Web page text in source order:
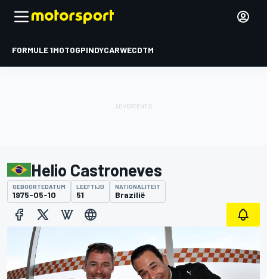
FORMULE 1MOTOGPINDYCARWECDTM
Helio Castroneves
GEBOORTEDATUM
1975-05-10
LEEFTIJD
51
NATIONALITEIT
Brazilië